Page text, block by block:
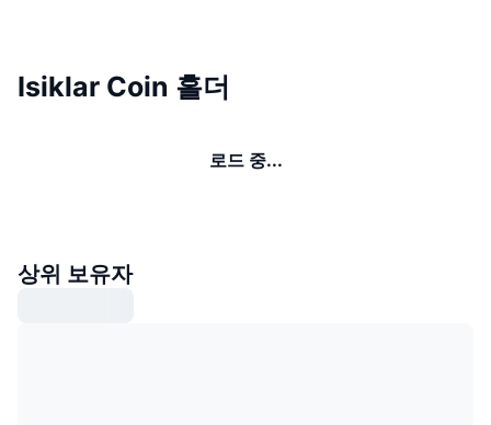
Isiklar Coin 홀더
로드 중...
상위 보유자